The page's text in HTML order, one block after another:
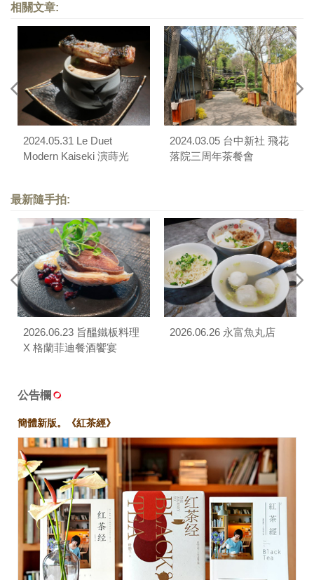
相關文章:
2024.05.31 Le Duet
Modern Kaiseki 演蒔光
2024.03.05 台中新社 飛花
落院三周年茶餐會
最新隨手拍:
2026.06.23 旨醞鐵板料理
X 格蘭菲迪餐酒饗宴
2026.06.26 永富魚丸店
公告欄
簡體新版。《紅茶經》